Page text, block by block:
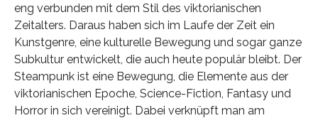
eng verbunden mit dem Stil des viktorianischen
Zeitalters. Daraus haben sich im Laufe der Zeit ein
Kunstgenre, eine kulturelle Bewegung und sogar ganze
Subkultur entwickelt, die auch heute populär bleibt. Der
Steampunk ist eine Bewegung, die Elemente aus der
viktorianischen Epoche, Science-Fiction, Fantasy und
Horror in sich vereinigt. Dabei verknüpft man am